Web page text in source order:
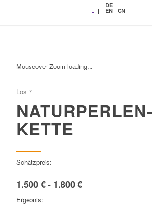
|
DE
EN CN
Mouseover Zoom loading...
Los 7
NATURPERLEN-
KETTE
Schätzpreis:
1.500 € - 1.800 €
Ergebnis: